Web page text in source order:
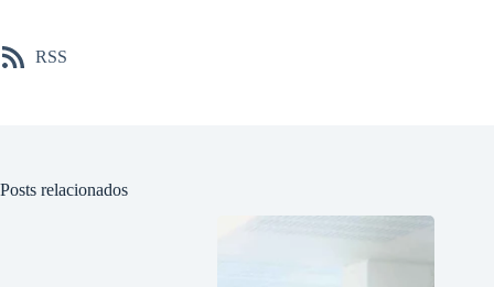
RSS
Posts relacionados